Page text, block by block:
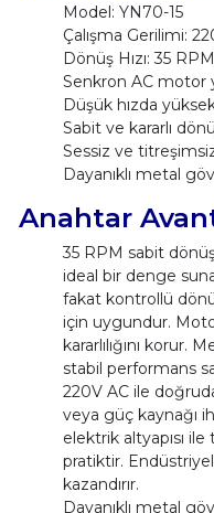
Model: YN70-15
Çalışma Gerilimi:
Dönüş Hızı: 35 RPM
Senkron AC motor
Düşük hızda yüksek
Sabit ve kararlı
Sessiz ve
Dayanıklı metal
Anahtar
35 RPM sabit dönüş
ideal bir denge
fakat kontrollü
için uygundur.
kararlılığını korur.
stabil performans
220V AC ile
veya güç kaynağı
elektrik altyapısı
pratiktir.
kazandırır.
Dayanıklı metal